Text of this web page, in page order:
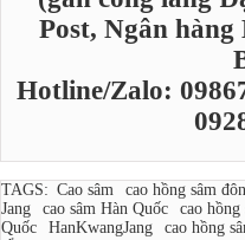
Post, Ngân
Hotline/Zalo:
TAGS: Cao sâm cao hồng sâm
Jang
cao sâm Hàn Quốc cao hồng
Quốc
HanKwangJang cao hồng